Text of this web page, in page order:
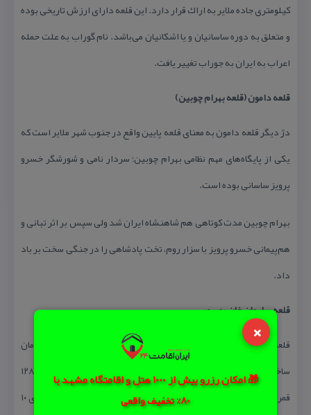
×
🎁 امکان رزرو بیش از 1000 هتل و اقامتگاه مشهد با
80% تخفیف واقعی
كیلومتری جاده ملایر به اراك قرار دارد. این قلعه دارای ارزش تاریخی بوده
و متعلق به دوره ساسانیان و یا اشكانیان می‌باشد. نام گوراب به علت حمله
اعراب به ایران به جوراب تغییر یافت‌.
قلعه دامون (قلعه بهرام چوبین)
دژ دیگر قلعه دامون به معنای قلعه پایین واقع در جنوب شهر ملایر است كه
یكی از پایگاه‌های مهم نظامی بهرام چوبین؛ سردار نامی و شورشگر خسرو
پرویز ساسانی بوده است.
بهرام چوبین مدت كوتاهی هم شاهنشاه ایران شد ولی سپس بر اثر تبانی و
هم‌پیمانی خسرو پرویز با سزار روم، تخت پادشاهی را در جنگی سخت بر باد
داد.
قلعه سلیمان خان بوربور
قلعه سلیمان خان بوربور دارای مساحتی حدود یك هكتار است. زمان
ساخت آن مشخص نیست اما از كتیبه‌های داخل روستا قدمت آن به ۱۲۸۵
قمری بر می‌گردد كه مربوط به اوایل حكومت قاجار است. این قلعه دارای ۱۰